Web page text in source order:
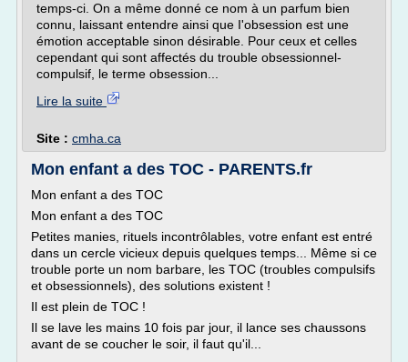
temps-ci. On a même donné ce nom à un parfum bien
connu, laissant entendre ainsi que I'obsession est une
émotion acceptable sinon désirable. Pour ceux et celles
cependant qui sont affectés du trouble obsessionnel-
compulsif, le terme obsession...
Lire la suite
Site : cmha.ca
Mon enfant a des TOC - PARENTS.fr
Mon enfant a des TOC
Mon enfant a des TOC
Petites manies, rituels incontrôlables, votre enfant est entré
dans un cercle vicieux depuis quelques temps... Même si ce
trouble porte un nom barbare, les TOC (troubles compulsifs
et obsessionnels), des solutions existent !
Il est plein de TOC !
Il se lave les mains 10 fois par jour, il lance ses chaussons
avant de se coucher le soir, il faut qu'il...